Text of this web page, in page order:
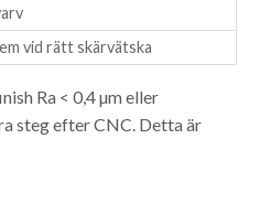
vid rätt skärvätska
Ra < 0,4 µm eller
steg efter CNC. Detta är